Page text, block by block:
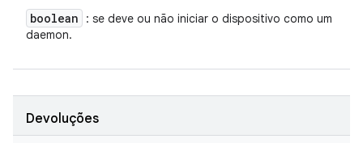
boolean
: se deve ou não iniciar o dispositivo como um
daemon.
Devoluções